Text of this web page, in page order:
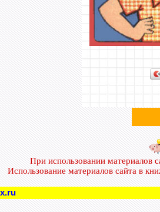
При использовании материалов
Использование материалов сайта в